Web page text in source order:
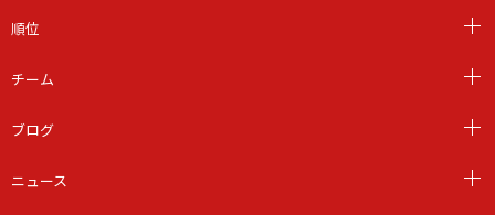
順位
チーム
ブログ
ニュース